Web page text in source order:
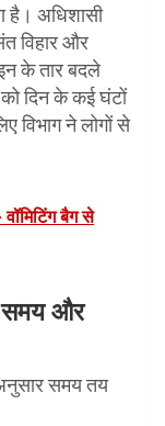
है। अधिशासी
विहार और
के तार बदले
को दिन के कई घंटों
विभाग ने लोगों से
वॉमिटिंग बैग से
समय और
समय तय